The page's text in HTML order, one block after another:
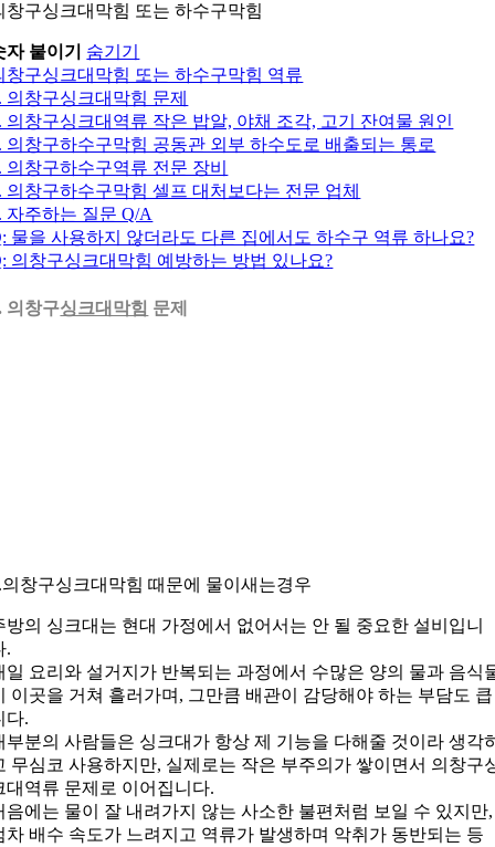
창구싱크대막힘 또는 하수구막힘
자 붙이기
숨기기
창구싱크대막힘 또는 하수구막힘 역류
의창구싱크대막힘 문제
의창구싱크대역류 작은 밥알, 야채 조각, 고기 잔여물 원인
의창구하수구막힘 공동관 외부 하수도로 배출되는 통로
의창구하수구역류 전문 장비
의창구하수구막힘 셀프 대처보다는 전문 업체
자주하는 질문 Q/A
물을 사용하지 않더라도 다른 집에서도 하수구 역류 하나요?
의창구싱크대막힘 예방하는 방법 있나요?
의창구싱크대막힘 문제
의창구싱크대막힘 때문에 물이새는경우
방의 싱크대는 현대 가정에서 없어서는 안 될 중요한 설비입니
.
일 요리와 설거지가 반복되는 과정에서 수많은 양의 물과 음식
이곳을 거쳐 흘러가며, 그만큼 배관이 감당해야 하는 부담도 큽
다.
부분의 사람들은 싱크대가 항상 제 기능을 다해줄 것이라 생각
무심코 사용하지만, 실제로는 작은 부주의가 쌓이면서 의창구
대역류 문제로 이어집니다.
음에는 물이 잘 내려가지 않는 사소한 불편처럼 보일 수 있지만,
차 배수 속도가 느려지고 역류가 발생하며 악취가 동반되는 등